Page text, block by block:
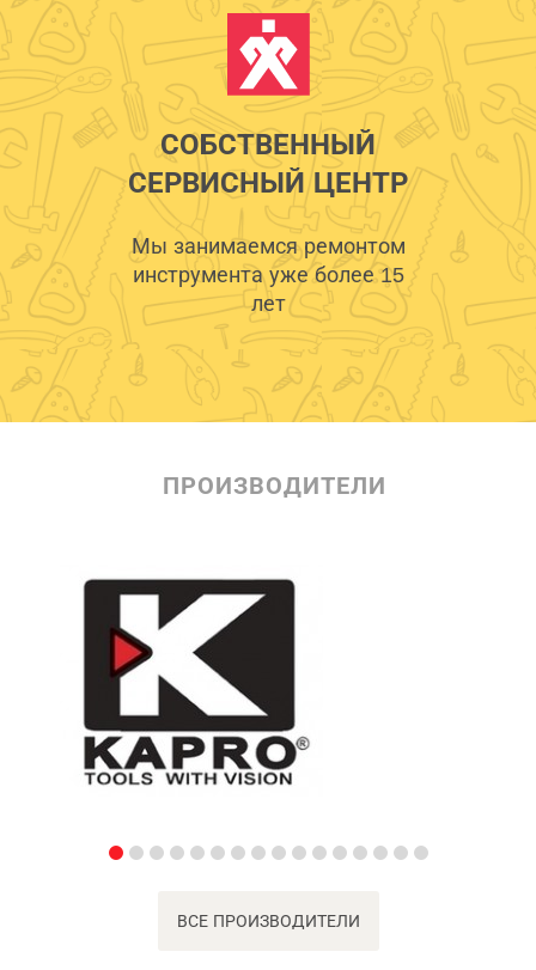
СОБСТВЕННЫЙ
СЕРВИСНЫЙ ЦЕНТР
Мы занимаемся ремонтом
инструмента уже более 15
лет
ПРОИЗВОДИТЕЛИ
ВСЕ ПРОИЗВОДИТЕЛИ